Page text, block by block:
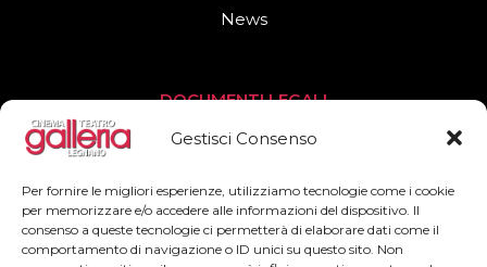
Gestisci Consenso
Per fornire le migliori esperienze, utilizziamo tecnologie come i cookie
per memorizzare e/o accedere alle informazioni del dispositivo. Il
consenso a queste tecnologie ci permetterà di elaborare dati come il
comportamento di navigazione o ID unici su questo sito. Non
News
DOCUMENTI LEGALI
Privacy Policy
SEGUICI